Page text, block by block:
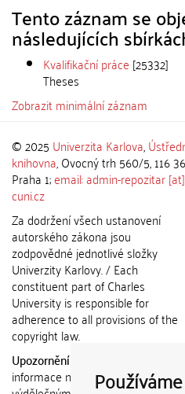
Tento záznam se
následujících
Kvalifikační práce [25332]
Theses
Zobrazit minimální záznam
© 2025 Univerzita Karlova,
knihovna, Ovocný trh 560/5, 116 36
Praha 1;email: admin-repozitar [at]
cuni.cz
Za dodržení všech ustanovení
autorského zákona jsou
zodpovědné jednotlivé složky
Univerzity Karlovy. / Each
constituent part of Charles
University is responsible for
adherence to all provisions of the
copyright law.
Upozornění / Notice:
informace nemohou být použity k